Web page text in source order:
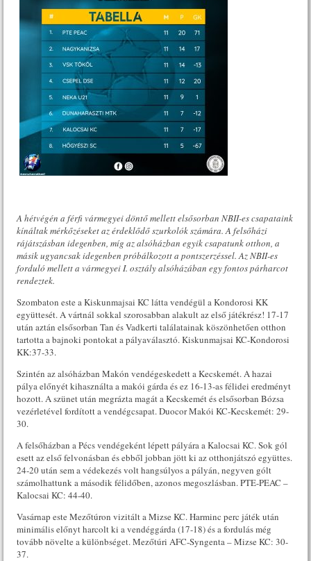
A hétvégén a férfi vármegyei döntő mellett elsősorban NBII-es csapataink
kínáltak mérkőzéseket az érdeklődő szurkolók számára. A felsőházi
rájátszásban idegenben, míg az alsóházban egyik csapatunk otthon, a
másik ugyancsak idegenben próbálkozott a pontszerzéssel. Az NBII-es
forduló mellett a vármegyei I. osztály alsóházában egy fontos párharcot
rendeztek.
Szombaton este a Kiskunmajsai KC látta vendégül a Kondorosi KK
együttesét. A vártnál sokkal szorosabban alakult az első játékrész! 17-17
után aztán elsősorban Tan és Vadkerti találatainak köszönhetően otthon
tartotta a bajnoki pontokat a pályaválasztó. Kiskunmajsai KC-Kondorosi
KK:37-33.
Szintén az alsóházban Makón vendégeskedett a Kecskemét. A hazai
pálya előnyét kihasználta a makói gárda és ez 16-13-as félidei eredményt
hozott. A szünet után megrázta magát a Kecskemét és elsősorban Bózsa
vezérletével fordított a vendégcsapat. Duocor Makói KC-Kecskemét: 29-
30.
A felsőházban a Pécs vendégeként lépett pályára a Kalocsai KC. Sok gól
esett az első felvonásban és ebből jobban jött ki az otthonjátszó együttes.
24-20 után sem a védekezés volt hangsúlyos a pályán, negyven gólt
számolhattunk a második félidőben, azonos megoszlásban. PTE-PEAC –
Kalocsai KC: 44-40.
Vasárnap este Mezőtúron vizitált a Mizse KC. Harminc perc játék után
minimális előnyt harcolt ki a vendéggárda (17-18) és a fordulás még
tovább növelte a különbséget. Mezőtúri AFC-Syngenta – Mizse KC: 30-
37.